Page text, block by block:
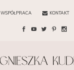
WSPÓŁPRACA KONTAKT